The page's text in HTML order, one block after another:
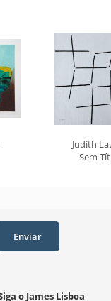
Judith
Sem
Enviar
o James Lisboa